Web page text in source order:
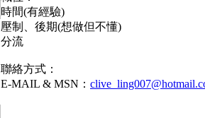
時間(有經驗)
壓制、後期(想做但不懂)
分流
聯絡方式：
E-MAIL & MSN：